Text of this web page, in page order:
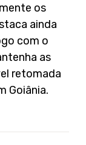
os
ainda
com o
as
retomada
Goiânia.